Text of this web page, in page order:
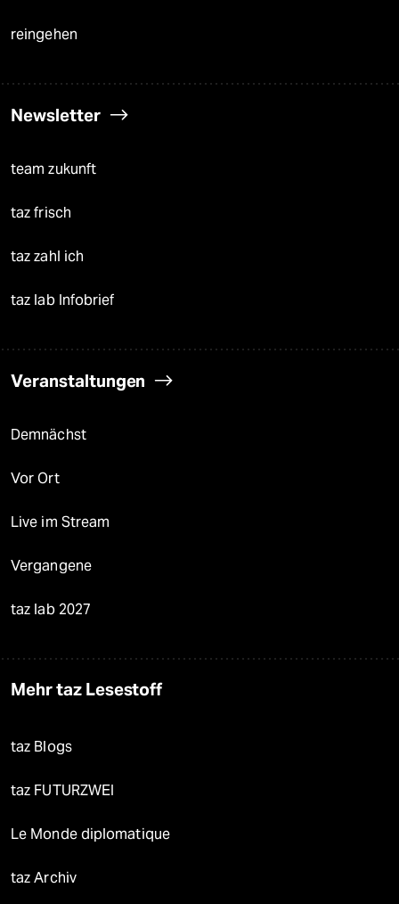
reingehen
Newsletter
team zukunft
taz frisch
taz zahl ich
taz lab Infobrief
Veranstaltungen
Demnächst
Vor Ort
Live im Stream
Vergangene
taz lab 2027
Mehr taz Lesestoff
taz Blogs
taz FUTURZWEI
Le Monde diplomatique
taz Archiv